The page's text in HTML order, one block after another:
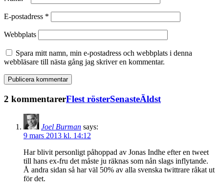
E-postadress *
Webbplats
Spara mitt namn, min e-postadress och webbplats i denna
webbläsare till nästa gång jag skriver en kommentar.
2 kommentarerFlest rösterSenasteÄldst
Joel Burman says:
9 mars 2013 kl. 14:12
Har blivit personligt påhoppad av Jonas Indhe efter en tweet
till hans ex-fru det måste ju räknas som nån slags inflytande.
Å andra sidan så har väl 50% av alla svenska twittrare råkat ut
för det.